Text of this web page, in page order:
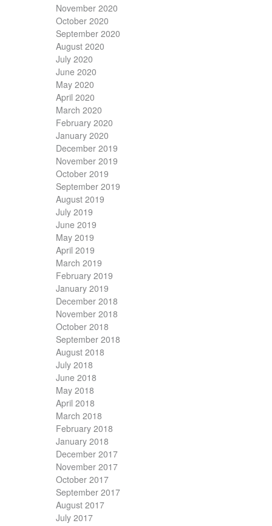
November 2020
October 2020
September 2020
August 2020
July 2020
June 2020
May 2020
April 2020
March 2020
February 2020
January 2020
December 2019
November 2019
October 2019
September 2019
August 2019
July 2019
June 2019
May 2019
April 2019
March 2019
February 2019
January 2019
December 2018
November 2018
October 2018
September 2018
August 2018
July 2018
June 2018
May 2018
April 2018
March 2018
February 2018
January 2018
December 2017
November 2017
October 2017
September 2017
August 2017
July 2017